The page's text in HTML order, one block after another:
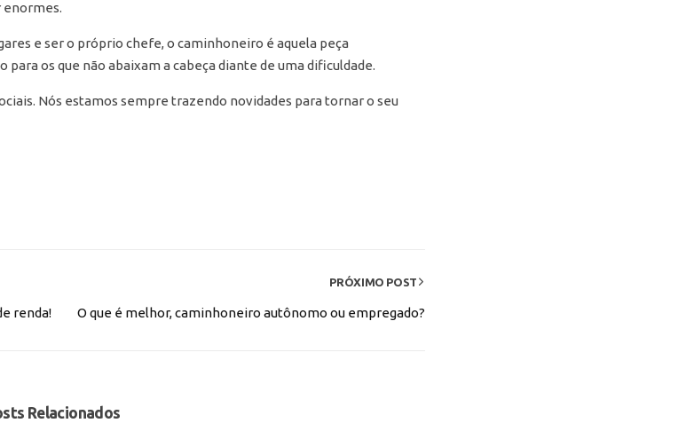
enormes.
e ser o próprio chefe, o caminhoneiro é aquela peça
os que não abaixam a cabeça diante de uma dificuldade.
Nós estamos sempre trazendo novidades para tornar o seu
renda!
PRÓXIMO POST
O que é melhor, caminhoneiro autônomo ou empregado?
Relacionados